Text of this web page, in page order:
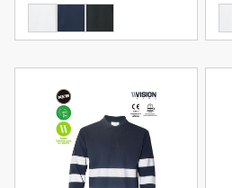
Ver producto